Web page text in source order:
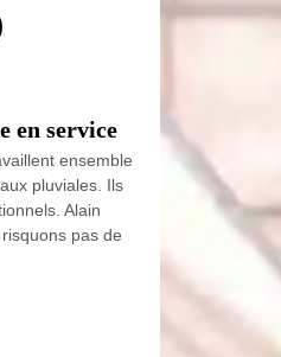
en service
ensemble
pluviales. Ils
Alain
pas de